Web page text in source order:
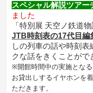
スペシャル解説ツアー
ました
「特別展 天空ノ鉄道
JTB時刻表の17代目編
しの列車の話や時刻
クな話をきくことがで
※開館時間中の実施とな
お貸出しするイヤホンを
ただきます。